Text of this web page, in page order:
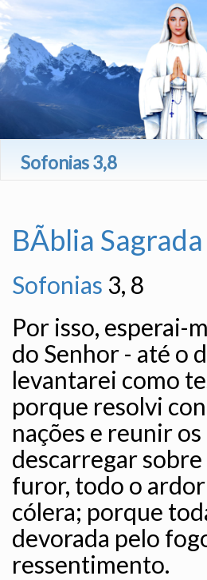
Sofonias 3,8
BÃ­blia Sagrada
Sofonias 3, 8
Por isso, esperai-
do Senhor - até o
levantarei como
porque resolvi
nações e reunir
descarregar sobre
furor, todo o
cólera; porque
devorada pelo
ressentimento.